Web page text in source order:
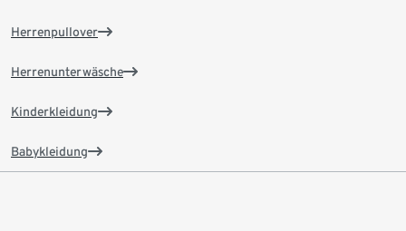
Herrenpullover
Herrenunterwäsche
Kinderkleidung
Babykleidung